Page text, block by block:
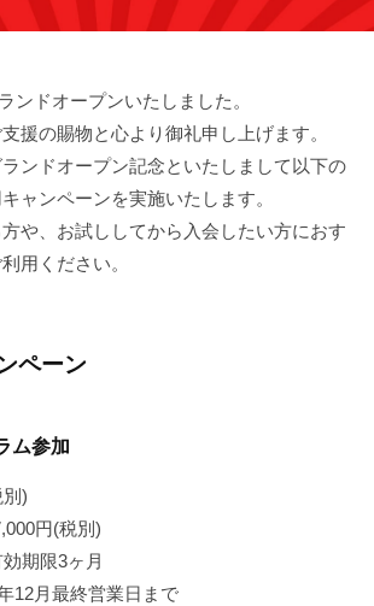
ンドオープンいたしました。
援の賜物と心より御礼申し上げます。
ンドオープン記念といたしまして以下の
ャンペーンを実施いたします。
や、お試ししてから入会したい方におす
用ください。
ペーン
ム参加
)
円(税別)
期限3ヶ月
12月最終営業日まで